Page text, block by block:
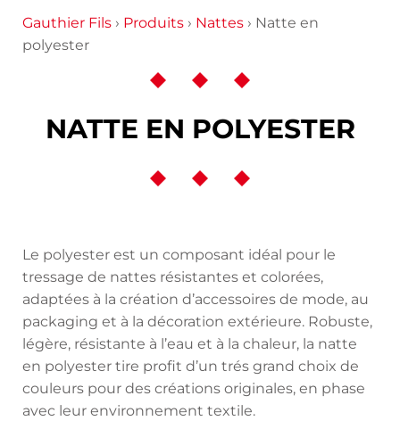
Gauthier Fils › Produits › Nattes › Natte en
polyester
NATTE EN POLYESTER
Le polyester est un composant idéal pour le
tressage de nattes résistantes et colorées,
adaptées à la création d’accessoires de mode, au
packaging et à la décoration extérieure. Robuste,
légère, résistante à l’eau et à la chaleur, la natte
en polyester tire profit d’un trés grand choix de
couleurs pour des créations originales, en phase
avec leur environnement textile.